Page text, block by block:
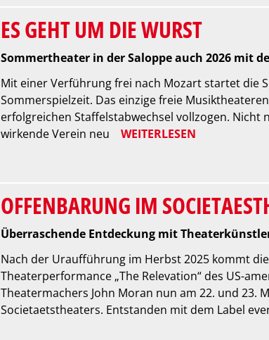
ES GEHT UM DIE WURST
Sommertheater in der Saloppe auch 2026 mit
Mit einer Verführung frei nach Mozart startet die
Sommerspielzeit. Das einzige freie
erfolgreichen Staffelstabwechsel vollzogen.
wirkende Verein neu
WEITERLESEN
OFFENBARUNG IM
Überraschende Entdeckung mit
Nach der Uraufführung im Herbst 2025 kommt
Theaterperformance „The Relevation“ des US-
Theatermachers John Moran nun am 22. und 23.
Societaetstheaters. Entstanden mit dem Label